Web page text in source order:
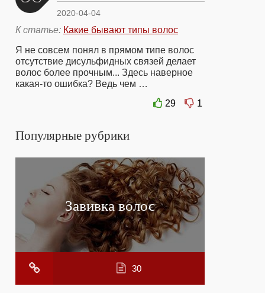
2020-04-04
К статье: Какие бывают типы волос
Я не совсем понял в прямом типе волос
отсутствие дисульфидных связей делает
волос более прочным... Здесь наверное
какая-то ошибка? Ведь чем …
29
1
Популярные рубрики
Завивка волос
30